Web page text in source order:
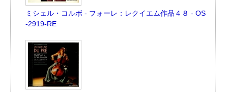
ミシェル・コルボ - フォーレ：レクイエム作品４８ - OS
-2919-RE